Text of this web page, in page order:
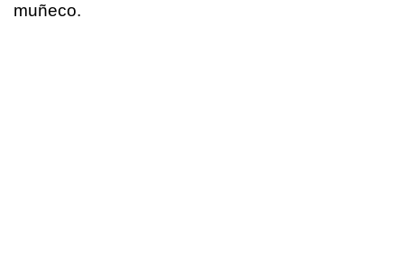
muñeco.